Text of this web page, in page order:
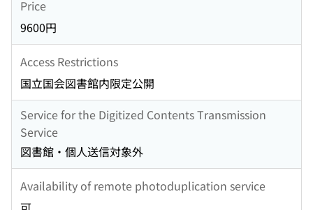
Price
9600円
Access Restrictions
国立国会図書館内限定公開
Service for the Digitized Contents Transmission
Service
図書館・個人送信対象外
Availability of remote photoduplication service